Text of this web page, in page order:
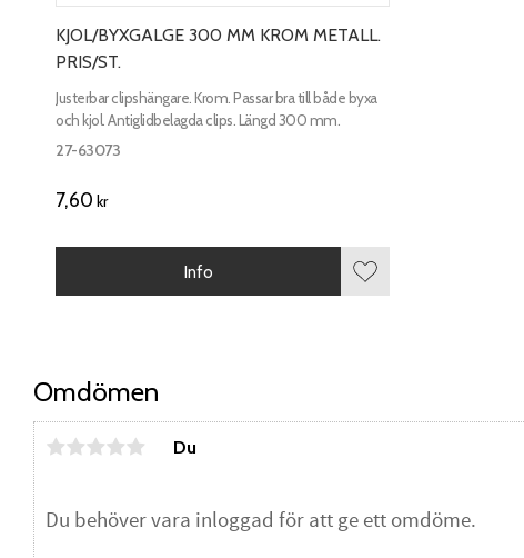
Omdömen
Du
KJOL/BYXGALGE 300 MM KROM METALL.
PRIS/ST.
Justerbar clipshängare. Krom. Passar bra till både byxa
och kjol. Antiglidbelagda clips. Längd 300 mm.
27-63073
7,60 kr
Lägg till i favoriter
Info